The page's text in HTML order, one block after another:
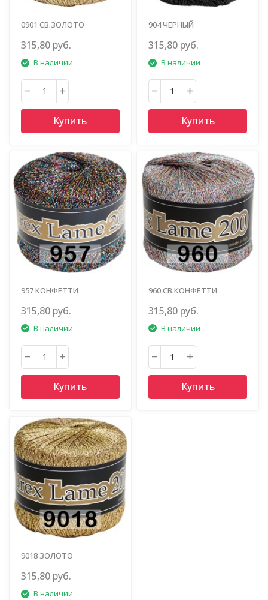
0901 СВ.ЗОЛОТО
315,80 руб.
В наличии
Купить
904 ЧЕРНЫЙ
315,80 руб.
В наличии
Купить
957 КОНФЕТТИ
315,80 руб.
В наличии
Купить
960 СВ.КОНФЕТТИ
315,80 руб.
В наличии
Купить
9018 ЗОЛОТО
315,80 руб.
В наличии